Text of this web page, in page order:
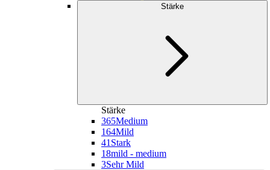
Stärke
Stärke
365Medium
164Mild
41 Stark
18mild - medium
3Sehr Mild